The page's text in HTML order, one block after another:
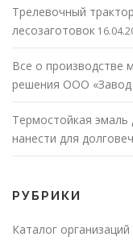
Трелевочный
лесозаготовок
Все о производстве
решения ООО «Завод
Термостойкая эмаль
нанести для
РУБРИКИ
Каталог организаций